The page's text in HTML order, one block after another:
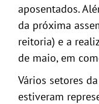
aposentados.
da próxima
reitoria) e a
de maio, em
Vários setores
estiveram